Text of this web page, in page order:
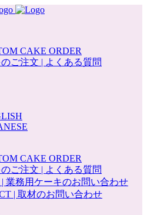
CAKE ORDER
ご注文 | よくある質問
CAKE ORDER
ご注文 | よくある質問
業務用ケーキのお問い合わせ
| 取材のお問い合わせ